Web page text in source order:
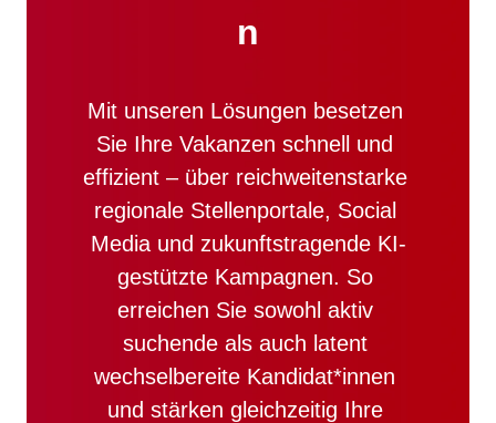
n
Mit unseren Lösungen besetzen
Sie Ihre Vakanzen schnell und
effizient – über reichweitenstarke
regionale Stellenportale, Social
Media und zukunftstragende KI-
gestützte Kampagnen. So
erreichen Sie sowohl aktiv
suchende als auch latent
wechselbereite Kandidat*innen
und stärken gleichzeitig Ihre